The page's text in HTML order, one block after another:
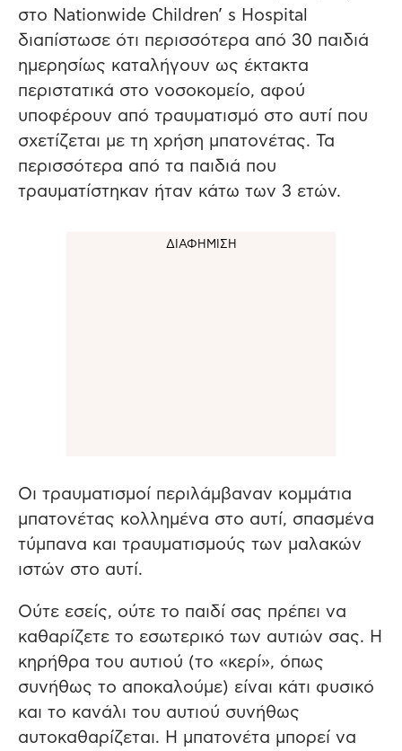
στο Nationwide Children’ s Hospital
διαπίστωσε ότι περισσότερα από 30 παιδιά
ημερησίως καταλήγουν ως έκτακτα
περιστατικά στο νοσοκομείο, αφού
υποφέρουν από τραυματισμό στο αυτί που
σχετίζεται με τη χρήση μπατονέτας. Τα
περισσότερα από τα παιδιά που
τραυματίστηκαν ήταν κάτω των 3 ετών.
Οι τραυματισμοί περιλάμβαναν κομμάτια
μπατονέτας κολλημένα στο αυτί, σπασμένα
τύμπανα και τραυματισμούς των μαλακών
ιστών στο αυτί.
Ούτε εσείς, ούτε το παιδί σας πρέπει να
καθαρίζετε το εσωτερικό των αυτιών σας. Η
κηρήθρα του αυτιού (το «κερί», όπως
συνήθως το αποκαλούμε) είναι κάτι φυσικό
και το κανάλι του αυτιού συνήθως
αυτοκαθαρίζεται. Η μπατονέτα μπορεί να